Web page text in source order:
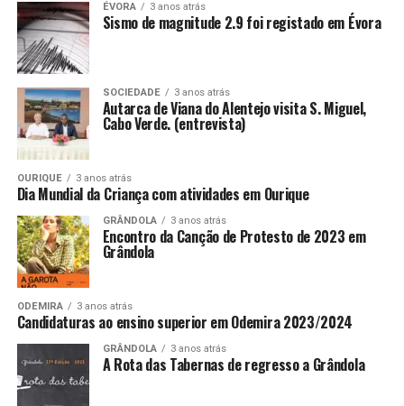
ÉVORA 3 anos atrás
Sismo de magnitude 2.9 foi registado em Évora
SOCIEDADE 3 anos atrás
Autarca de Viana do Alentejo visita S. Miguel,
Cabo Verde. (entrevista)
OURIQUE 3 anos atrás
Dia Mundial da Criança com atividades em Ourique
GRÂNDOLA 3 anos atrás
Encontro da Canção de Protesto de 2023 em
Grândola
ODEMIRA 3 anos atrás
Candidaturas ao ensino superior em Odemira 2023/2024
GRÂNDOLA 3 anos atrás
A Rota das Tabernas de regresso a Grândola